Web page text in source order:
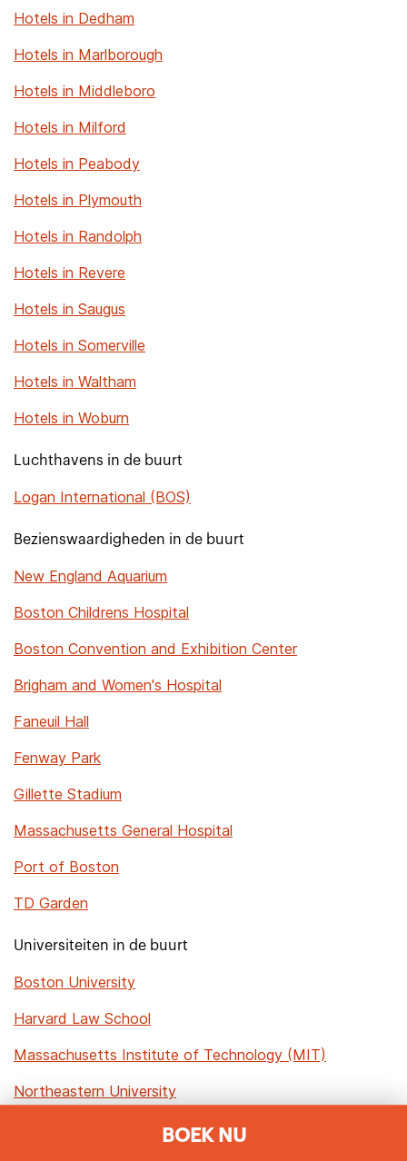
BOEK NU
Hotels in Dedham
Hotels in Marlborough
Hotels in Middleboro
Hotels in Milford
Hotels in Peabody
Hotels in Plymouth
Hotels in Randolph
Hotels in Revere
Hotels in Saugus
Hotels in Somerville
Hotels in Waltham
Hotels in Woburn
Luchthavens in de buurt
Logan International (BOS)
Bezienswaardigheden in de buurt
New England Aquarium
Boston Childrens Hospital
Boston Convention and Exhibition Center
Brigham and Women's Hospital
Faneuil Hall
Fenway Park
Gillette Stadium
Massachusetts General Hospital
Port of Boston
TD Garden
Universiteiten in de buurt
Boston University
Harvard Law School
Massachusetts Institute of Technology (MIT)
Northeastern University